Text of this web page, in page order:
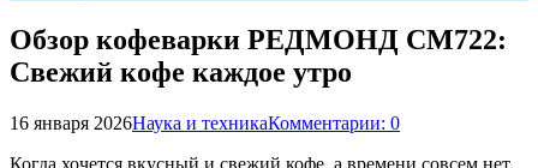
Обзор кофеварки РЕДМОНД CM722:
Свежий кофе каждое утро
16 января 2026Наука и техникаКомментарии: 0
Когда хочется вкусный и свежий кофе, а времени совсем нет,